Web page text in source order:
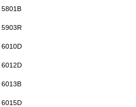
5801B
5903R
6010D
6012D
6013B
6015D